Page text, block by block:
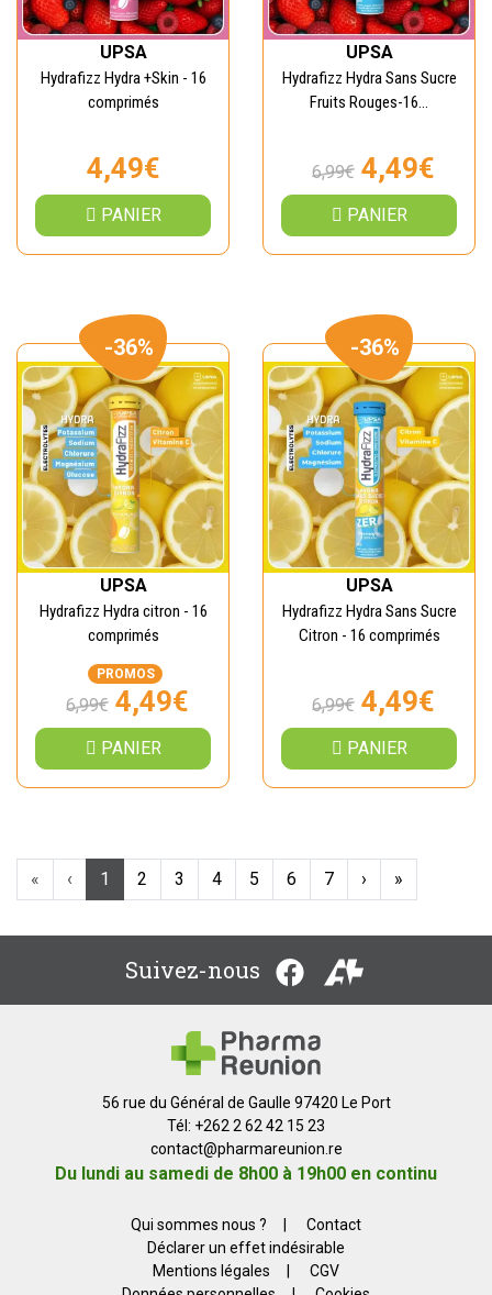
UPSA
Hydrafizz Hydra +Skin - 16
comprimés
4,49€
PANIER
UPSA
Hydrafizz Hydra Sans Sucre
Fruits Rouges-16...
6,99€ 4,49€
PANIER
-36%
UPSA
Hydrafizz Hydra citron - 16
comprimés
PROMOS
6,99€ 4,49€
PANIER
-36%
UPSA
Hydrafizz Hydra Sans Sucre
Citron - 16 comprimés
6,99€ 4,49€
PANIER
« ‹ 1 2 3 4 5 6 7 › »
Suivez-nous
56 rue du Général de Gaulle 97420 Le Port
Tél: +262 2 62 42 15 23
contact@pharmareunion.re
Du lundi au samedi de 8h00 à 19h00 en continu
Qui sommes nous ?
Contact
Déclarer un effet indésirable
Mentions légales
CGV